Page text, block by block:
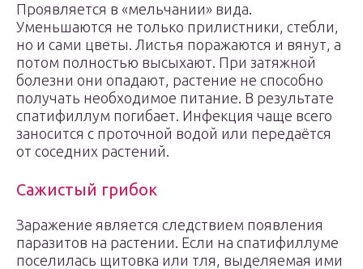
Проявляется в «мельчании» вида.
Уменьшаются не только прилистники, стебли,
но и сами цветы. Листья поражаются и вянут, а
потом полностью высыхают. При затяжной
болезни они опадают, растение не способно
получать необходимое питание. В результате
спатифиллум погибает. Инфекция чаще всего
заносится с проточной водой или передаётся
от соседних растений.
Сажистый грибок
Заражение является следствием появления
паразитов на растении. Если на спатифиллуме
поселилась щитовка или тля, выделяемая ими